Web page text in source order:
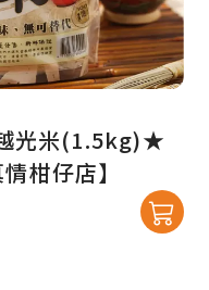
光米(1.5kg)★
柑仔店】